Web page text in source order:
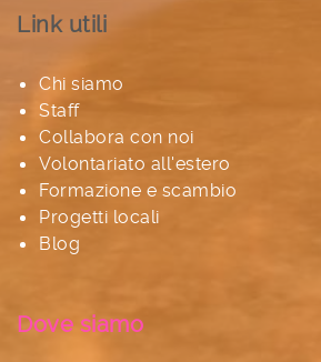
Link utili
Chi siamo
Staff
Collabora con noi
Volontariato all'estero
Formazione e scambio
Progetti locali
Blog
Dove siamo